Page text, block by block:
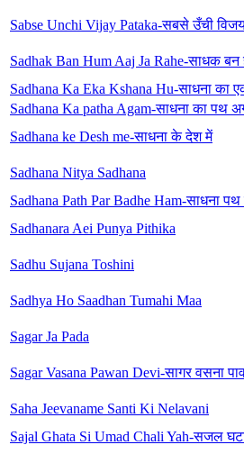
Sabse Unchi Vijay Pataka-सबसे उँची
Sadhak Ban Hum Aaj Ja Rahe-साधक
Sadhana Ka Eka Kshana Hu-साधना का
Sadhana Ka patha Agam-साधना का पथ
Sadhana ke Desh me-साधना के देश में
Sadhana Nitya Sadhana
Sadhana Path Par Badhe Ham-साधना
Sadhanara Aei Punya Pithika
Sadhu Sujana Toshini
Sadhya Ho Saadhan Tumahi Maa
Sagar Ja Pada
Sagar Vasana Pawan Devi-सागर वसना
Saha Jeevaname Santi Ki Nelavani
Sajal Ghata Si Umad Chali Yah-सजल